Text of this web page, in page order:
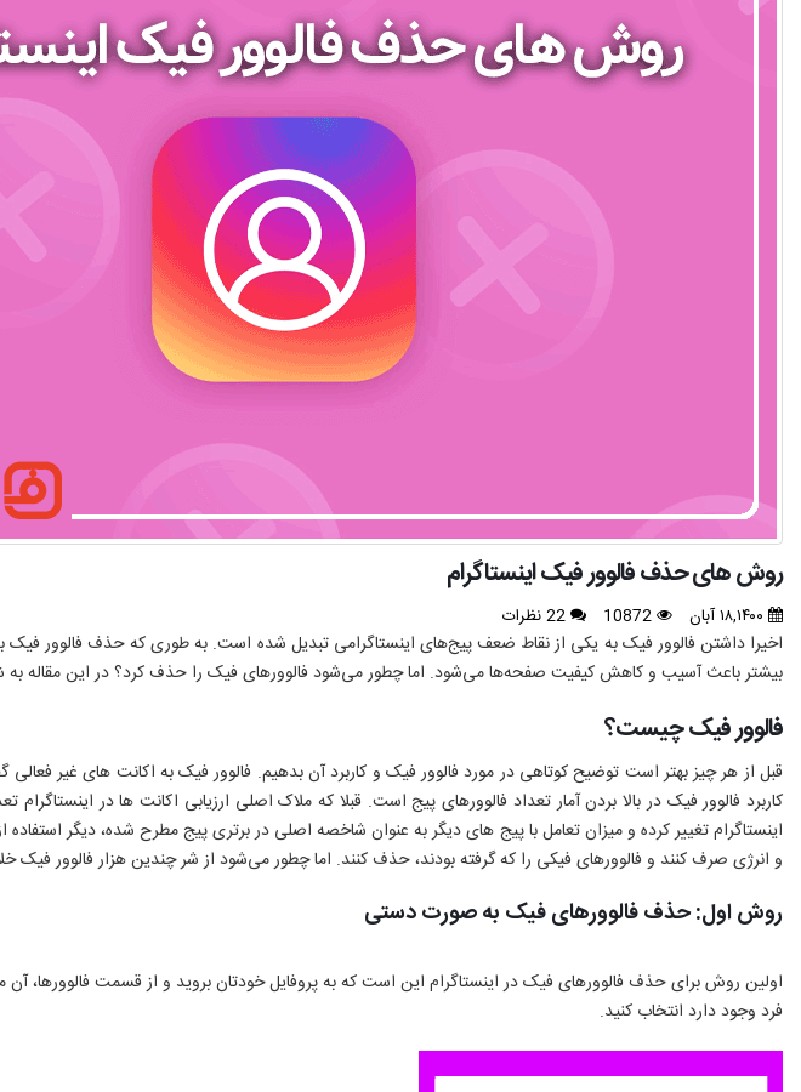
روش های حذف فالوور فیک اینستاگرام
اخیرا داشتن فالوور فیک به یکی از نقاط ضعف پیج‌های اینستاگرامی تبدیل شده است. به طوری که حذف فالوور فیک
بیشتر باعث آسیب و کاهش کیفیت صفحه‌ها می‌شود. اما چطور می‌شود فالوورهای فیک را حذف کرد؟ در این مقاله به شما
فالوور فیک چیست؟
قبل از هر چیز بهتر است توضیح کوتاهی در مورد فالوور فیک و کاربرد آن بدهیم. فالوور فیک به اکانت های غیر
کاربرد فالوور فیک در بالا بردن آمار تعداد فالوورهای پیج است. قبلا که ملاک اصلی ارزیابی اکانت ها در اینستاگرام
اینستاگرام تغییر کرده و میزان تعامل با پیج های دیگر به عنوان شاخصه اصلی در برتری پیج مطرح شده، دیگر
و انرژی صرف کنند و فالوورهای فیکی را که گرفته‌ بودند، حذف کنند. اما چطور می‌شود از شر چندین هزار فالوور
روش اول: حذف فالوورهای فیک به صورت دستی
اولین روش برای حذف فالوورهای فیک در اینستاگرام این است که به پروفایل خودتان بروید و از قسمت فالوورها،
فرد وجود دارد انتخاب کنید.